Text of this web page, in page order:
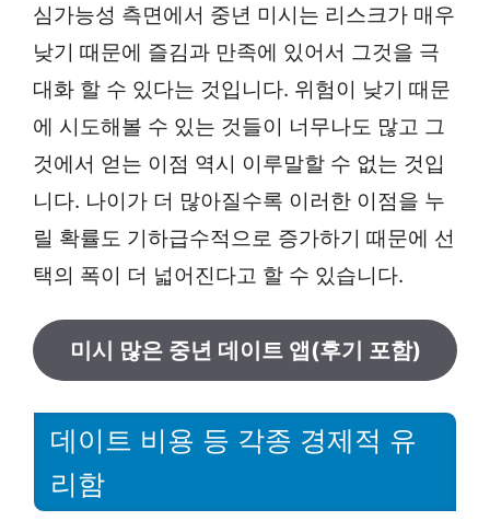
심가능성 측면에서 중년 미시는 리스크가 매우
낮기 때문에 즐김과 만족에 있어서 그것을 극
대화 할 수 있다는 것입니다. 위험이 낮기 때문
에 시도해볼 수 있는 것들이 너무나도 많고 그
것에서 얻는 이점 역시 이루말할 수 없는 것입
니다. 나이가 더 많아질수록 이러한 이점을 누
릴 확률도 기하급수적으로 증가하기 때문에 선
택의 폭이 더 넓어진다고 할 수 있습니다.
미시 많은 중년 데이트 앱(후기 포함)
데이트 비용 등 각종 경제적 유
리함